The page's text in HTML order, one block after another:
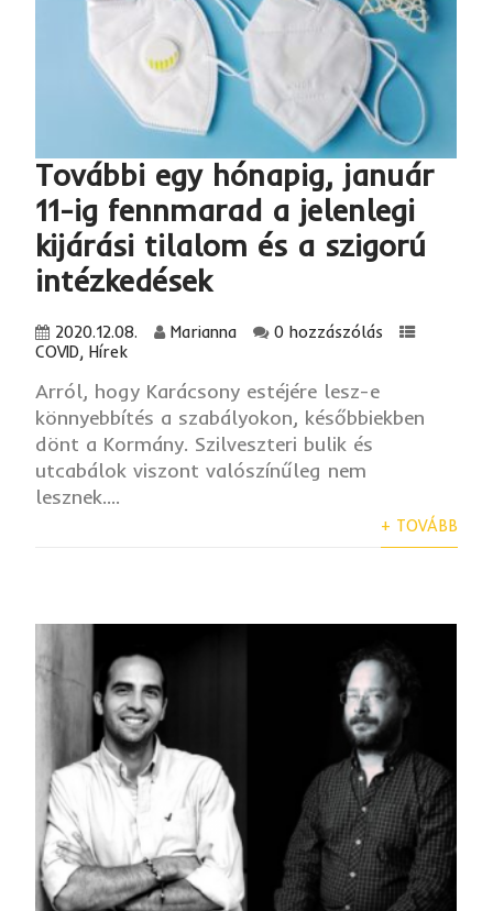
További egy hónapig, január
11-ig fennmarad a jelenlegi
kijárási tilalom és a szigorú
intézkedések
2020.12.08. Marianna
0 hozzászólás
COVID,Hírek
Arról, hogy Karácsony estéjére lesz-e
könnyebbítés a szabályokon, későbbiekben
dönt a Kormány. Szilveszteri bulik és
utcabálok viszont valószínűleg nem
lesznek....
+ TOVÁBB